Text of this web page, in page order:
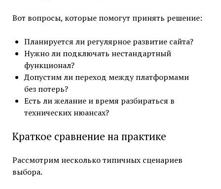
Вот вопросы, которые помогут принять решение:
Планируется ли регулярное развитие сайта?
Нужно ли подключать нестандартный
функционал?
Допустим ли переход между платформами
без потерь?
Есть ли желание и время разбираться в
технических нюансах?
Краткое сравнение на практике
Рассмотрим несколько типичных сценариев
выбора.